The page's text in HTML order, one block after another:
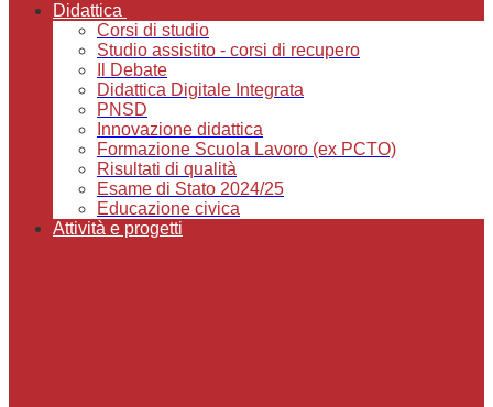
Didattica
Corsi di studio
Studio assistito - corsi di recupero
Il Debate
Didattica Digitale Integrata
PNSD
Innovazione didattica
Formazione Scuola Lavoro (ex PCTO)
Risultati di qualità
Esame di Stato 2024/25
Educazione civica
Attività e progetti